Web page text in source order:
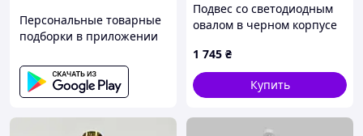
Персональные товарные
подборки в приложении
Подвес со светодиодным
овалом в черном корпусе
1 745 ₴
Купить